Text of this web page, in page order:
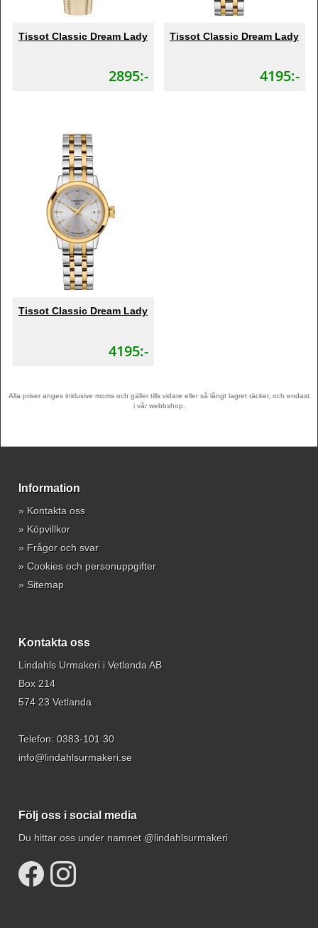
Tissot Classic Dream Lady
2895:-
Tissot Classic Dream Lady
4195:-
Tissot Classic Dream Lady
4195:-
Alla priser anges inklusive moms och gäller tills vidare eller så långt lagret räcker, och endast
i vår webbshop.
Information
» Kontakta oss
» Köpvillkor
» Frågor och svar
» Cookies och personuppgifter
» Sitemap
Kontakta oss
Lindahls Urmakeri i Vetlanda AB
Box 214
574 23 Vetlanda
Telefon: 0383-101 30
info@lindahlsurmakeri.se
Följ oss i social media
Du hittar oss under namnet @lindahlsurmakeri